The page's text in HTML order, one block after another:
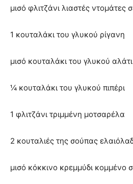
μισό φλιτζάνι λιαστές ντομάτες
1 κουταλάκι του γλυκού ρίγανη
μισό κουταλάκι του γλυκού αλάτι
¼ κουταλάκι του γλυκού πιπέρι
1 φλιτζάνι τριμμένη μοτσαρέλα
2 κουταλιές της σούπας
μισό κόκκινο κρεμμύδι κομμένο